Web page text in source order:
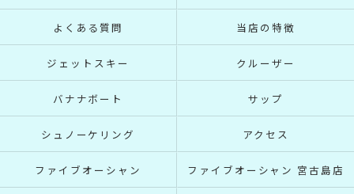
よくある質問 当店の特徴
ジェットスキー クルーザー
バナナボート サップ
シュノーケリング アクセス
ファイブオーシャン ファイブオーシャン 宮古島店